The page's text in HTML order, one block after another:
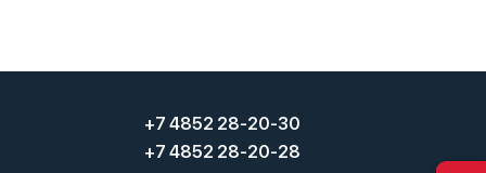
+7 4852 28-20-30
+7 4852 28-20-28